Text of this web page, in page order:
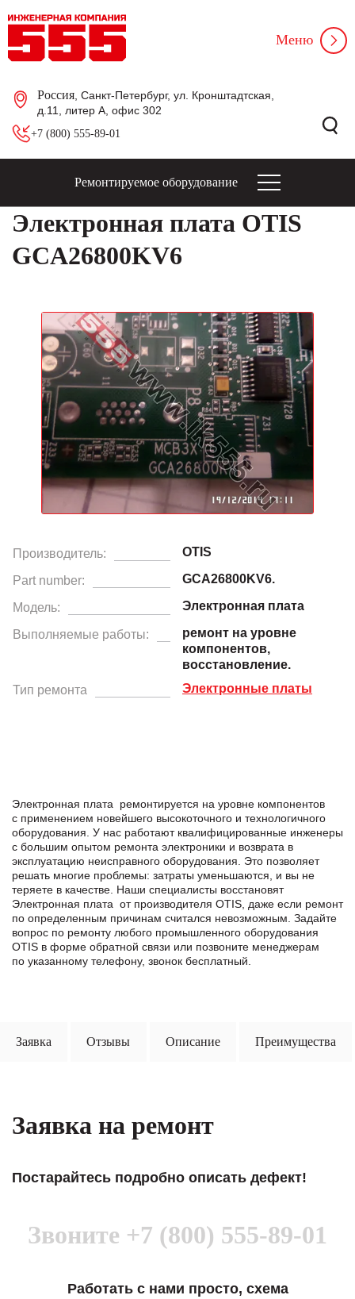
Россия , Санкт-Петербург, ул. Кронштадтская,
д.11, литер А, офис 302
+7 (800) 555-89-01
Меню
Ремонтируемое оборудование
Электронная плата OTIS
GCA26800KV6
Производитель: OTIS
Part number: GCA26800KV6.
Модель: Электронная плата
Выполняемые работы:
ремонт на уровне
компонентов,
восстановление.
Тип ремонта
Электронные платы
Электронная плата ремонтируется на уровне компонентов
с применением новейшего высокоточного и технологичного
оборудования. У нас работают квалифицированные инженеры
с большим опытом ремонта электроники и возврата в
эксплуатацию неисправного оборудования. Это позволяет
решать многие проблемы: затраты уменьшаются, и вы не
теряете в качестве. Наши специалисты восстановят
Электронная плата от производителя OTIS, даже если ремонт
по определенным причинам считался невозможным. Задайте
вопрос по ремонту любого промышленного оборудования
OTIS в формe обратной связи или позвоните менеджерам
по указанному телефону, звонок бесплатный.
Заявка Отзывы Описание Преимущества
Заявка на ремонт
Постарайтесь подробно описать дефект!
Звоните +7 (800) 555-89-01
Работать с нами просто, схема